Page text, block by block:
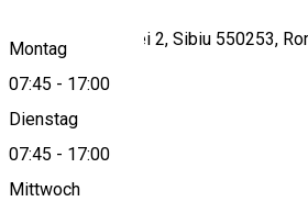
Montag
07:45 - 17:00
Dienstag
07:45 - 17:00
Mittwoch
Strada Constituției 2, Sibiu 550253,
View on map